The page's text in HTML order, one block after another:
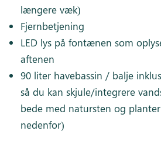
længere væk)
Fjernbetjening
LED lys på fontænen som
aftenen
90 liter havebassin / balje
så du kan skjule/integrere
bede med natursten og
nedenfor)